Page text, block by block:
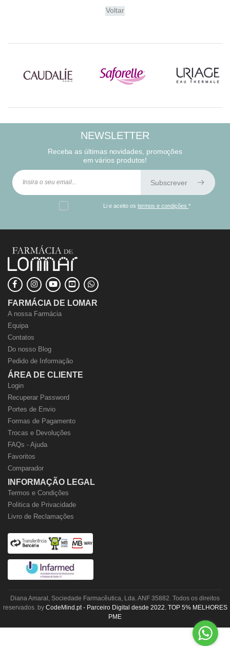
Voltar
NEWSLETTER
Receba as últimas novidades, promoções
em vários produtos!
Subscrever
Li e aceito ostermos e condições*
FARMÁCIA DE LOMAR
A nossa Farmácia
Equipa
Contatos
Do nosso Blog
Pedido de Informação
ÁREA DE CLIENTE
Login
Recuperar Password
Portes de Envio
Formas de Pagamento
Trocas e Devoluções
FAQs - Ajuda
Favoritos
Comparador
INFORMAÇÃO LEGAL
Termos e Condições
Politica de Privacidade
Livro de Reclamações
Diana Amaral, Sociedade Farmacêutica, Lda. ANF 35882. Todos os direitos
reservados. by CodeMind.pt - Parceiro Digital desde 2022. TOP 5% MELHORES
PME